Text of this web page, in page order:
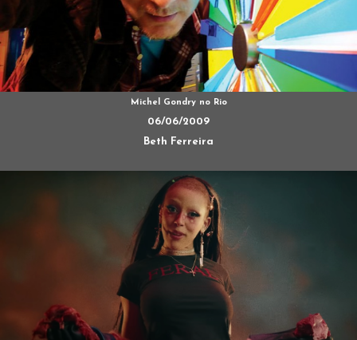
Michel Gondry no Rio
06/06/2009
Beth Ferreira